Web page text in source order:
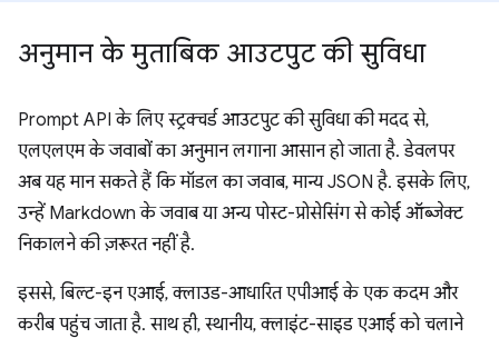
अनुमान के मुताबिक आउटपुट की सुविधा
Prompt API के लिए स्ट्रक्चर्ड आउटपुट की सुविधा की मदद से,
एलएलएम के जवाबों का अनुमान लगाना आसान हो जाता है. डेवलपर
अब यह मान सकते हैं कि मॉडल का जवाब, मान्य JSON है. इसके लिए,
उन्हें Markdown के जवाब या अन्य पोस्ट-प्रोसेसिंग से कोई ऑब्जेक्ट
निकालने की ज़रूरत नहीं है.
इससे, बिल्ट-इन एआई, क्लाउड-आधारित एपीआई के एक कदम और
करीब पहुंच जाता है. साथ ही, स्थानीय, क्लाइंट-साइड एआई को चलाने